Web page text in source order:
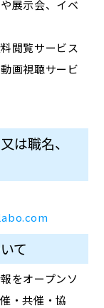
展示会、イベ
閲覧サービス
画視聴サービ
は職名、
て
をオープンソ
・共催・協